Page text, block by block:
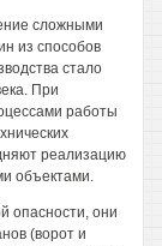
сложными
из способов
стало
При
работы
реализацию
объектами.
опасности, они
(ворот и